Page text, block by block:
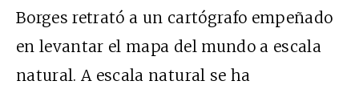
Borges retrató a un cartógrafo empeñado
en levantar el mapa del mundo a escala
natural. A escala natural se ha